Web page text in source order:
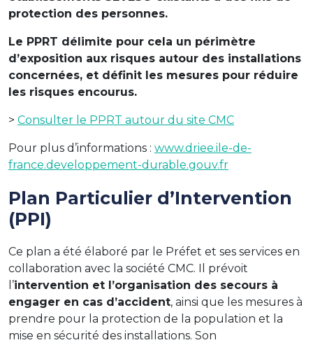
protection des personnes.
Le PPRT délimite pour cela un périmètre
d’exposition aux risques autour des installations
concernées, et définit les mesures pour réduire
les risques encourus.
> Consulter le PPRT autour du site CMC
Pour plus d’informations : www.driee.ile-de-
france.developpement-durable.gouv.fr
Plan Particulier d’Intervention
(PPI)
Ce plan a été élaboré par le Préfet et ses services en
collaboration avec la société CMC. Il prévoit
l’intervention et l’organisation des secours à
engager en cas d’accident, ainsi que les mesures à
prendre pour la protection de la population et la
mise en sécurité des installations. Son